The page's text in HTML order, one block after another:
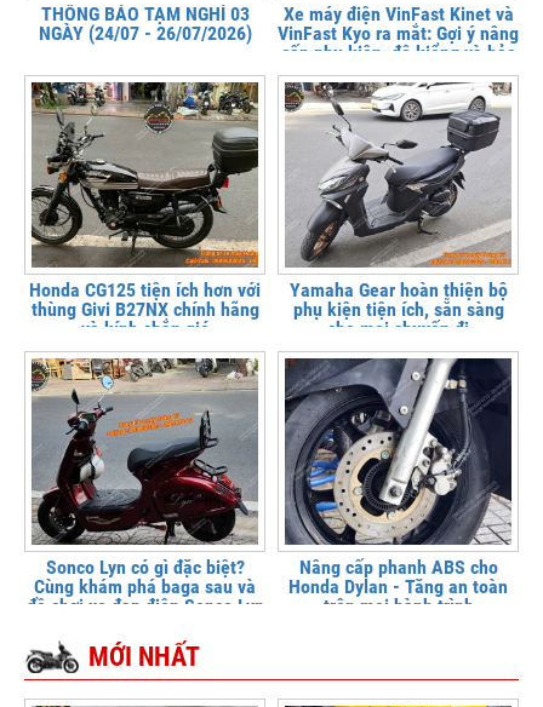
THÔNG BÁO TẠM NGHỈ 03
NGÀY (24/07 - 26/07/2026)
Xe máy điện VinFast Kinet và
VinFast Kyo ra mắt: Gợi ý nâng
cấp phụ kiện, độ kiểng và bảo
vệ xe tại
Honda CG125 tiện ích hơn với
thùng Givi B27NX chính hãng
và kính chắn gió
Yamaha Gear hoàn thiện bộ
phụ kiện tiện ích, sẵn sàng
cho mọi chuyến đi
Sonco Lyn có gì đặc biệt?
Cùng khám phá baga sau và
đồ chơi xe đạp điện Sonco Lyn
Nâng cấp phanh ABS cho
Honda Dylan - Tăng an toàn
trên mọi hành trình
MỚI NHẤT